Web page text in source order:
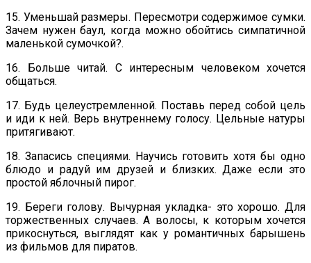
15. Уменьшай размеры. Пересмотри содержимое сумки.
Зачем нужен баул, когда можно обойтись симпатичной
маленькой сумочкой?.
16. Больше читай. С интересным человеком хочется
общаться.
17. Будь целеустремленной. Поставь перед собой цель
и иди к ней. Верь внутреннему голосу. Цельные натуры
притягивают.
18. Запасись специями. Научись готовить хотя бы одно
блюдо и радуй им друзей и близких. Даже если это
простой яблочный пирог.
19. Береги голову. Вычурная укладка- это хорошо. Для
торжественных случаев. А волосы, к которым хочется
прикоснуться, выглядят как у романтичных барышень
из фильмов для пиратов.